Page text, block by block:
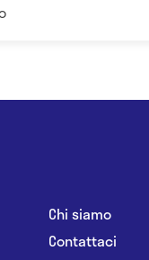
Chi siamo
Contattaci